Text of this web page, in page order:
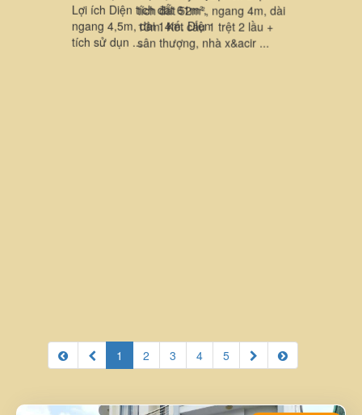
6,4m, dài 10m. Kết cấu 1 trệt
1 lầu, gồm 2 phòng ngủ,
Nhà 2 tầng Kha Vạn Cân,
Hiệp Bình, TP. HCM | 81,2m²
Giá 4,69 tỷ ✅ Lợi ích Diện
tích đất 52m², ngang 4m, dài
13m. Kết cấu 1 trệt 2 lầu +